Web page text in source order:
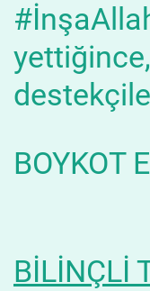
Dergisi,fetö
BOYKOT
BİLİNÇLİ